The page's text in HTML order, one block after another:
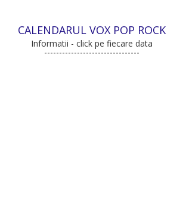
CALENDARUL VOX POP ROCK
Informatii - click pe fiecare data